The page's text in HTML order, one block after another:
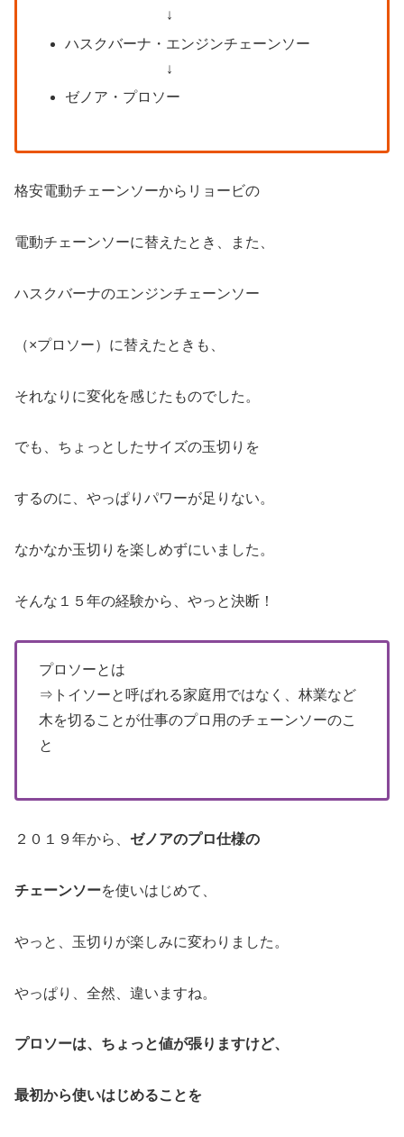
↓
ハスクバーナ・エンジンチェーンソー
↓
ゼノア・プロソー
格安電動チェーンソーからリョービの
電動チェーンソーに替えたとき、また、
ハスクバーナのエンジンチェーンソー
（×プロソー）に替えたときも、
それなりに変化を感じたものでした。
でも、ちょっとしたサイズの玉切りを
するのに、やっぱりパワーが足りない。
なかなか玉切りを楽しめずにいました。
そんな１５年の経験から、やっと決断！
プロソーとは
⇒トイソーと呼ばれる家庭用ではなく、林業など
木を切ることが仕事のプロ用のチェーンソーのこ
と
２０１９年から、 ゼノアのプロ仕様の
チェーンソーを使いはじめて、
やっと、玉切りが楽しみに変わりました。
やっぱり、全然、違いますね。
プロソーは、ちょっと値が張りますけど、
最初から使いはじめることを